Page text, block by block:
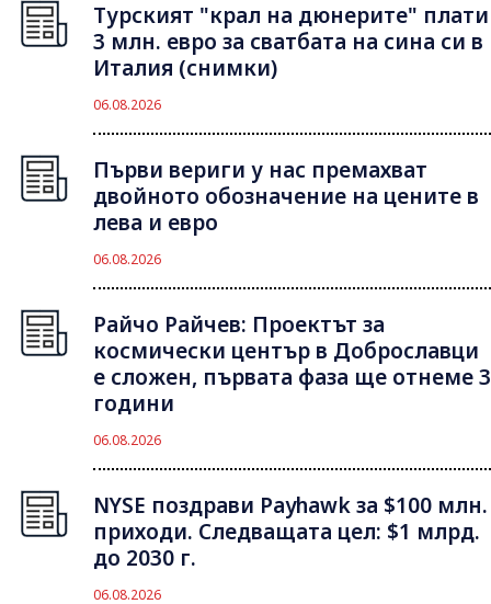
Турският "крал на дюнерите" плати
3 млн. евро за сватбата на сина си в
Италия (снимки)
06.08.2026
Първи вериги у нас премахват
двойното обозначение на цените в
лева и евро
06.08.2026
Райчо Райчев: Проектът за
космически център в Доброславци
е сложен, първата фаза ще отнеме 3
години
06.08.2026
NYSE поздрави Payhawk за $100 млн.
приходи. Следващата цел: $1 млрд.
до 2030 г.
06.08.2026